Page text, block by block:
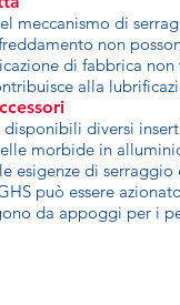
meccanismo di
non
di fabbrica non
alla
disponibili diversi
morbide in
esigenze di serraggio
può essere
da appoggi per i